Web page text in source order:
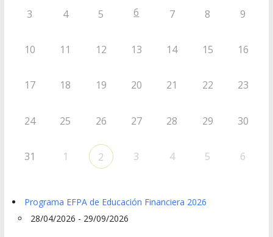
3 4 5 6 7 8 9
10 11 12 13 14 15 16
17 18 19 20 21 22 23
24 25 26 27 28 29 30
31 1 2 3 4 5 6
Programa EFPA de Educación Financiera 2026
28/04/2026 - 29/09/2026